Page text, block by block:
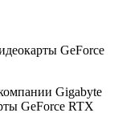
Gigabyte
GeForce RTX